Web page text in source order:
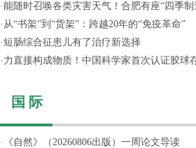
·能随时召唤各类灾害天气！合肥有座“四季制
· 从“书架”到“货架”：跨越20年的“免疫革命”
· 短肠综合征患儿有了治疗新选择
· 力直接构成物质！中国科学家首次认证胶球
国 际
·
《自然》（20260806出版）一周论文导读